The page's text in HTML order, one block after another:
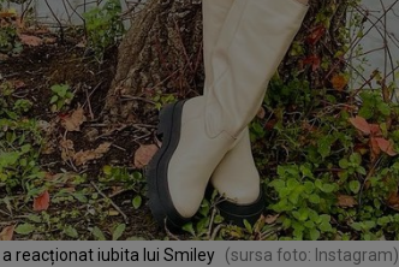
reacționat iubita lui Smiley (sursa foto: Instagram)